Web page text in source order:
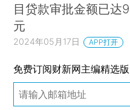
目贷款审批金额已达
元
2024年05月17日 APP打开
免费订阅财新网主编精选